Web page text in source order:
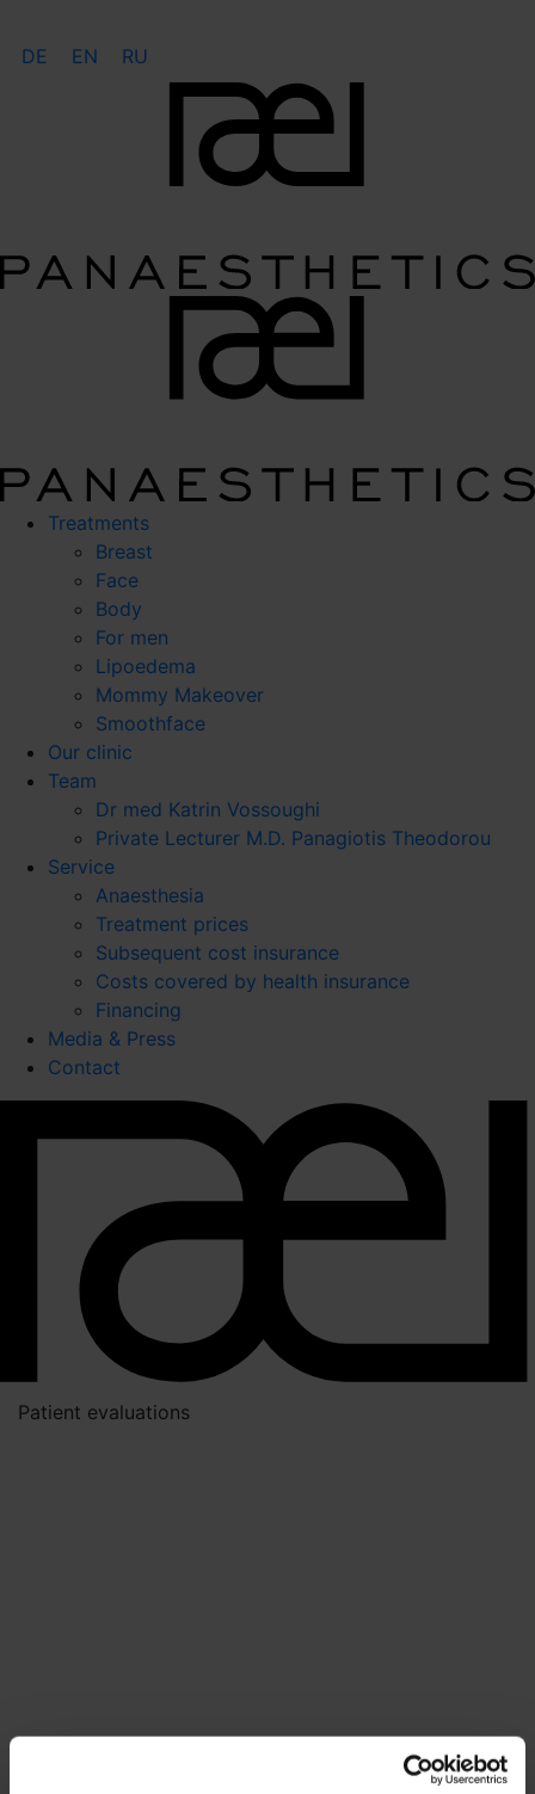
DE EN RU
Treatments
Breast
Face
Body
For men
Lipoedema
Mommy Makeover
Smoothface
Our clinic
Team
Dr med Katrin Vossoughi
Private Lecturer M.D. Panagiotis Theodorou
Service
Anaesthesia
Treatment prices
Subsequent cost insurance
Costs covered by health insurance
Financing
Media & Press
Contact
Patient evaluations